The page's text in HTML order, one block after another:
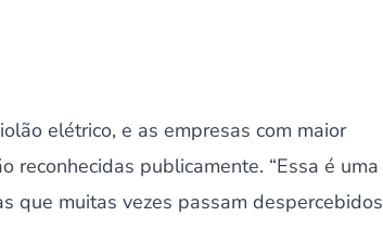
elétrico, e as empresas com maior
publicamente. “Essa é uma
que muitas vezes passam despercebidos